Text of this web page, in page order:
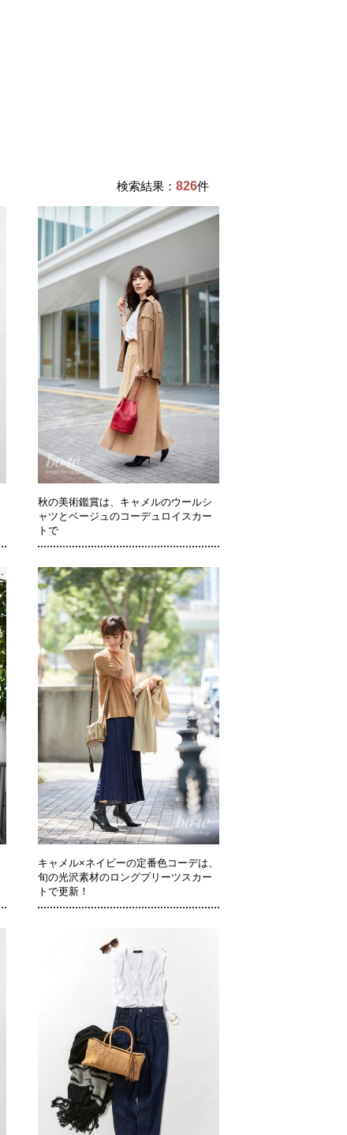
検索結果： 826件
秋の美術鑑賞は、キャメルのウールシ
ャツとベージュのコーデュロイスカー
トで
キャメル×ネイビーの定番色コーデは、
旬の光沢素材のロングプリーツスカー
トで更新！